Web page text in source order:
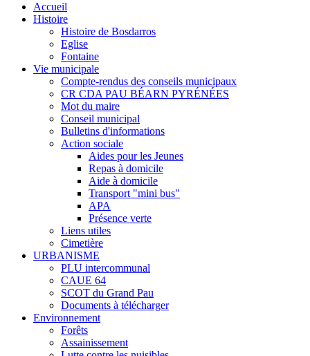
Accueil
Histoire
Histoire de Bosdarros
Eglise
Fontaine
Vie municipale
Compte-rendus des conseils municipaux
CR CDA PAU BÉARN PYRÉNÉES
Mot du maire
Conseil municipal
Bulletins d'informations
Action sociale
Aides pour les Jeunes
Repas à domicile
Aide à domicile
Transport "mini bus"
APA
Présence verte
Liens utiles
Cimetière
URBANISME
PLU intercommunal
CAUE 64
SCOT du Grand Pau
Documents à télécharger
Environnement
Forêts
Assainissement